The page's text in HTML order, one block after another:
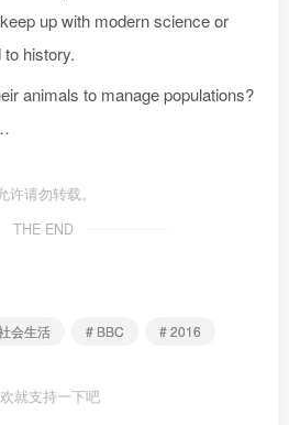
up with modern science or
history.
animals to manage populations?
请勿转载。
THE END
会生活 # BBC # 2016
就支持一下吧